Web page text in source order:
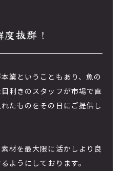
抜群！
業ということもあり、魚の
利きのスタッフが市場で直
たものをその日にご提供し
材を最大限に活かしより良
ようにしております。